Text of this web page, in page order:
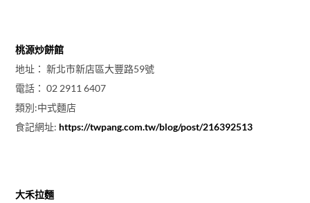
桃源炒餅館
地址： 新北市新店區大豐路59號
電話： 02 2911 6407
類別:中式麵店
食記網址: https://twpang.com.tw/blog/post/216392513
大禾拉麵